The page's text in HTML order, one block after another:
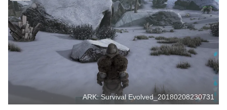
ARK: Survival Evolved_20180208230731